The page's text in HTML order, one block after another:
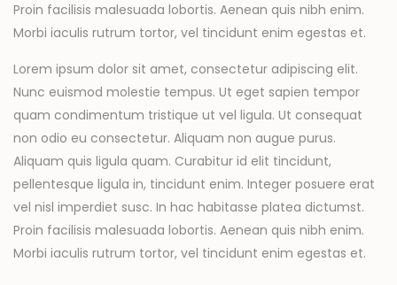
Proin facilisis malesuada lobortis. Aenean quis nibh enim.
Morbi iaculis rutrum tortor, vel tincidunt enim egestas et.
Lorem ipsum dolor sit amet, consectetur adipiscing elit.
Nunc euismod molestie tempus. Ut eget sapien tempor
quam condimentum tristique ut vel ligula. Ut consequat
non odio eu consectetur. Aliquam non augue purus.
Aliquam quis ligula quam. Curabitur id elit tincidunt,
pellentesque ligula in, tincidunt enim. Integer posuere erat
vel nisl imperdiet susc. In hac habitasse platea dictumst.
Proin facilisis malesuada lobortis. Aenean quis nibh enim.
Morbi iaculis rutrum tortor, vel tincidunt enim egestas et.